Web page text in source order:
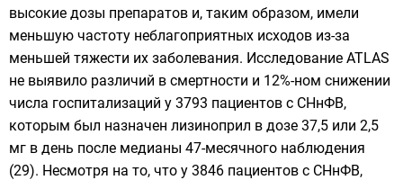
высокие дозы препаратов и, таким образом, имели
меньшую частоту неблагоприятных исходов из-за
меньшей тяжести их заболевания. Исследование ATLAS
не выявило различий в смертности и 12%-ном снижении
числа госпитализаций у 3793 пациентов с СНнФВ,
которым был назначен лизиноприл в дозе 37,5 или 2,5
мг в день после медианы 47-месячного наблюдения
(29). Несмотря на то, что у 3846 пациентов с СНнФВ,